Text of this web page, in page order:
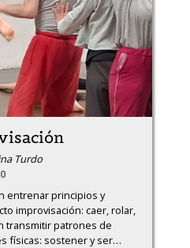
Turdo
entrenar principios y
improvisación: caer, rolar,
transmitir patrones de
físicas: sostener y ser…